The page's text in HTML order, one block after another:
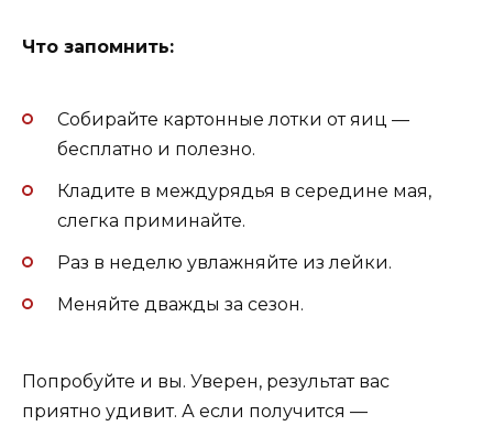
Что запомнить:
Собирайте картонные лотки от яиц —
бесплатно и полезно.
Кладите в междурядья в середине мая,
слегка приминайте.
Раз в неделю увлажняйте из лейки.
Меняйте дважды за сезон.
Попробуйте и вы. Уверен, результат вас
приятно удивит. А если получится —